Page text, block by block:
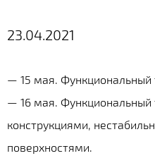
23.04.2021
— 15 мая. Функциональный
— 16 мая. Функциональный
конструкциями,
поверхностями.